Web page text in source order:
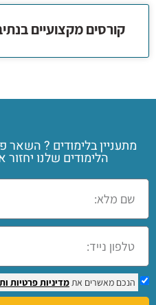
קורסים מקצועיים
מתעניין בלימודים ? השאר
הלימודים שלנו
הנכם מאשרים אתמדיניות פרטיות